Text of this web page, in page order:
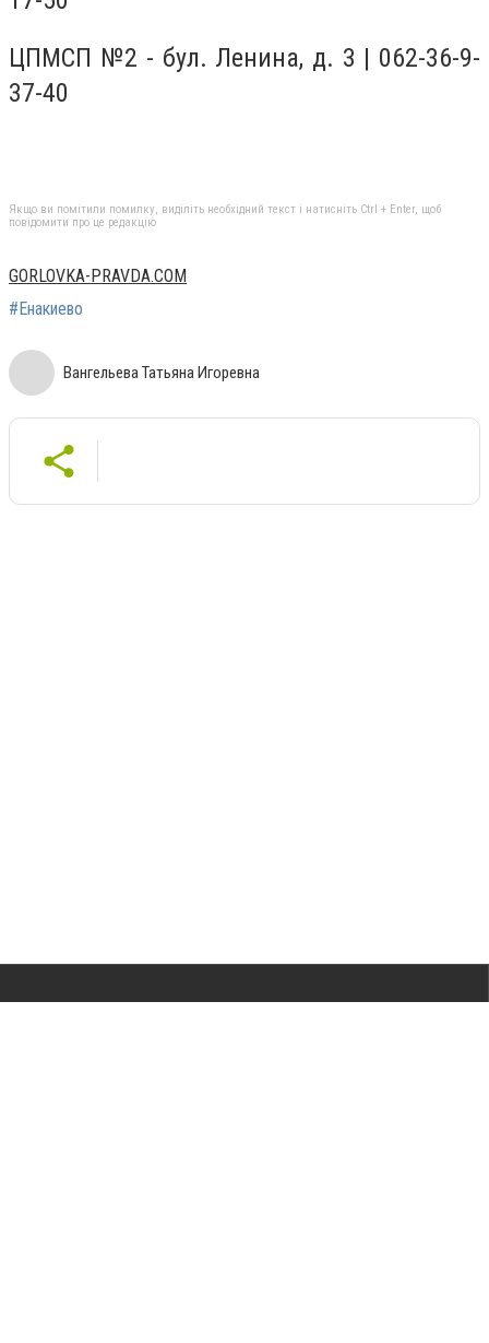
ЦПМСП №2 - бул. Ленина, д. 3 | 062-36-9-
37-40
Якщо ви помітили помилку, виділіть необхідний текст і натисніть Ctrl + Enter, щоб
повідомити про це редакцію
GORLOVKA-PRAVDA.COM
#Енакиево
Вангельева Татьяна Игоревна